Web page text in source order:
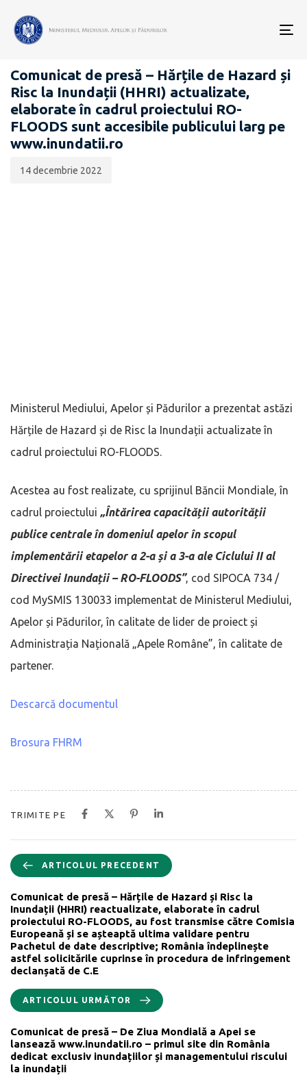
SIPOCA 734
Comunicat de presă – Hărțile de Hazard și
Risc la Inundații (HHRI) actualizate,
elaborate în cadrul proiectului RO-
FLOODS sunt accesibile publicului larg pe
www.inundatii.ro
publicării:
14 decembrie 2022
Ministerul Mediului, Apelor și Pădurilor a prezentat astăzi
Hărțile de Hazard și de Risc la Inundații actualizate în
cadrul proiectului RO-FLOODS.
Acestea au fost realizate, cu sprijinul Băncii Mondiale, în
cadrul proiectului „Întărirea capacității autorității
publice centrale în domeniul apelor în scopul
implementării etapelor a 2-a și a 3-a ale Ciclului II al
Directivei Inundații – RO-FLOODS”, cod SIPOCA 734 /
cod MySMIS 130033 implementat de Ministerul Mediului,
Apelor și Pădurilor, în calitate de lider de proiect și
Administrația Națională „Apele Române”, în calitate de
partener.
Descarcă documentul
Brosura FHRM
TRIMITE PE
ARTICOLUL PRECEDENT
Comunicat de presă – Hărțile de Hazard și Risc la
Inundații (HHRI) reactualizate, elaborate în cadrul
proiectului RO-FLOODS, au fost transmise către Comisia
Europeană și se așteaptă ultima validare pentru
Pachetul de date descriptive; România îndeplinește
astfel solicitările cuprinse în procedura de infringement
declanșată de C.E
ARTICOLUL URMĂTOR
Comunicat de presă – De Ziua Mondială a Apei se
lansează www.inundatii.ro – primul site din România
dedicat exclusiv inundațiilor și managementului riscului
la inundații